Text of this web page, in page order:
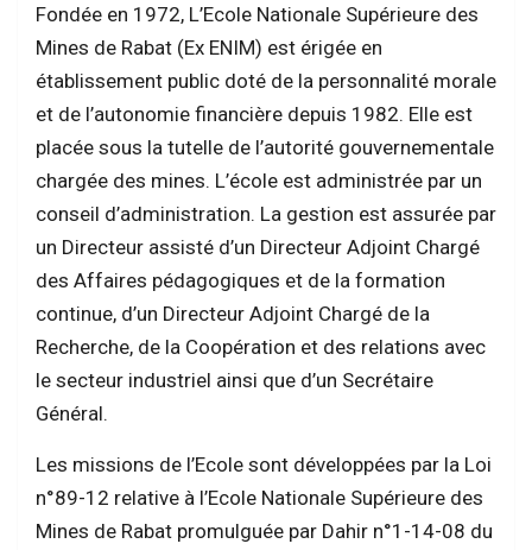
Fondée en 1972, L’Ecole Nationale Supérieure des
Mines de Rabat (Ex ENIM) est érigée en
établissement public doté de la personnalité morale
et de l’autonomie financière depuis 1982. Elle est
placée sous la tutelle de l’autorité gouvernementale
chargée des mines. L’école est administrée par un
conseil d’administration. La gestion est assurée par
un Directeur assisté d’un Directeur Adjoint Chargé
des Affaires pédagogiques et de la formation
continue, d’un Directeur Adjoint Chargé de la
Recherche, de la Coopération et des relations avec
le secteur industriel ainsi que d’un Secrétaire
Général.
Les missions de l’Ecole sont développées par la Loi
n°89-12 relative à l’Ecole Nationale Supérieure des
Mines de Rabat promulguée par Dahir n°1-14-08 du